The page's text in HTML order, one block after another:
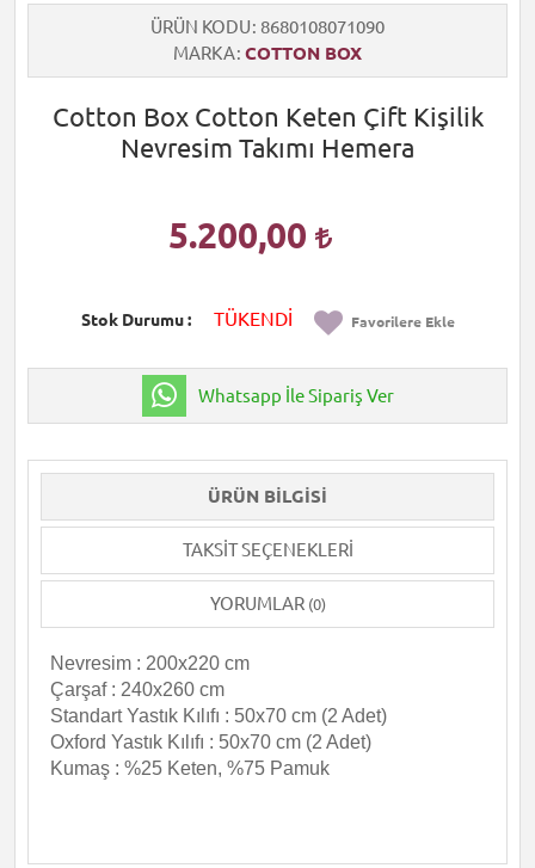
ÜRÜN KODU 8680108071090
MARKA COTTON BOX
Cotton Box Cotton Keten Çift Kişilik
Nevresim Takımı Hemera
5.200,00
Stok Durumu TÜKENDİ Favorilere Ekle
Whatsapp İle Sipariş Ver
ÜRÜN BILGISI
TAKSIT SEÇENEKLERI
YORUMLAR (0)
Nevresim : 200x220 cm
Çarşaf : 240x260 cm
Standart Yastık Kılıfı : 50x70 cm (2 Adet)
Oxford Yastık Kılıfı : 50x70 cm (2 Adet)
Kumaş : %25 Keten, %75 Pamuk